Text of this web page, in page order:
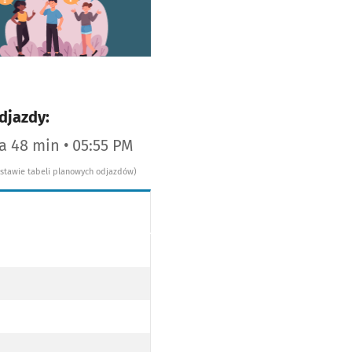
się w nowej karcie
47 min • 05:55 PM
tabeli planowych odjazdów)
BEZPIECZNA PO TRASIE)
PO TRASIE)
BEZPIECZNA PO TRASIE)